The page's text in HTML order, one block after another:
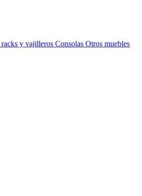
racks y vajilleros Consolas Otros muebles